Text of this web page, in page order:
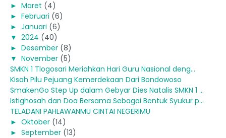
► Maret (4)
► Februari (6)
► Januari (6)
▼ 2024 (40)
► Desember (8)
▼ November (5)
SMKN 1 Tlogosari Meriahkan Hari Guru Nasional deng...
Kisah Pilu Pejuang Kemerdekaan Dari Bondowoso
SmakenGo Step Up dalam Gebyar Dies Natalis SMKN 1 ...
Istighosah dan Doa Bersama Sebagai Bentuk Syukur p...
TELADANI PAHLAWANMU CINTAI NEGERIMU
► Oktober (14)
► September (13)